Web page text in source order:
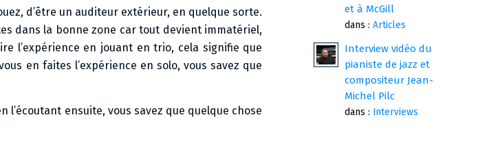
d’être un auditeur extérieur, en quelque sorte.
dans la bonne zone car tout devient immatériel,
l’expérience en jouant en trio, cela signifie que
en faites l’expérience en solo, vous savez que
l’écoutant ensuite, vous savez que quelque chose
et à McGill
dans : Articles
Interview vidéo du
pianiste de jazz et
compositeur Jean-
Michel Pilc
dans : Interviews